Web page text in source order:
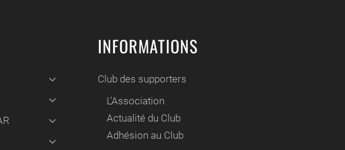
INFORMATIONS
Club des supporters
L'Association
Actualité du Club
Adhésion au Club